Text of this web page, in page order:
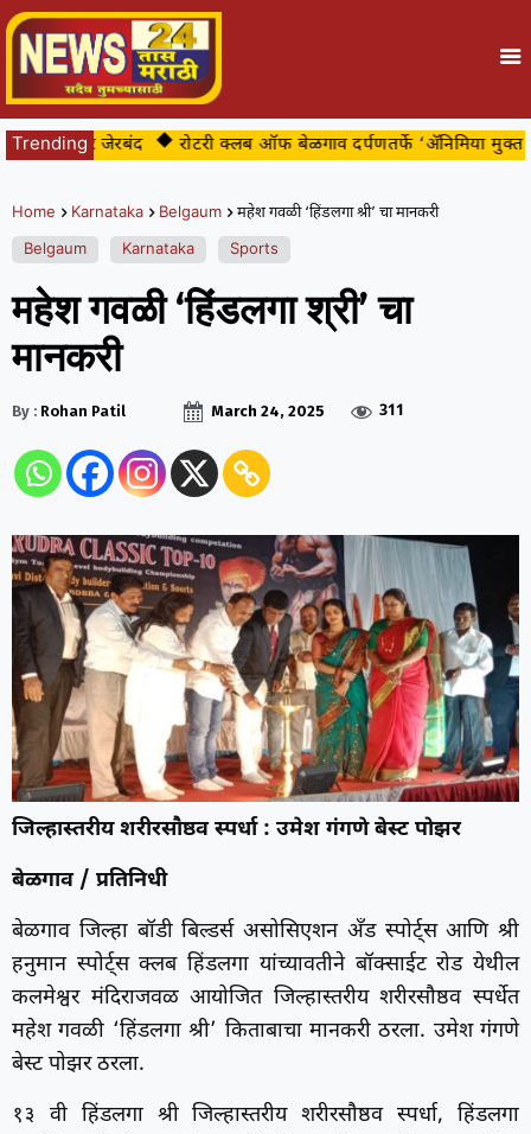
Trending
अखेर जेरबंद रोटरी क्लब ऑफ बेळगाव दर्पणतर्फे ‘ॲनिमिया मुक्त
Home Karnataka Belgaum
महेश गवळी ‘हिंडलगा श्री’ चा मानकरी
Belgaum
Karnataka Sports
महेश गवळी ‘हिंडलगा श्री’ चा
मानकरी
By : Rohan Patil March 24, 2025 311
जिल्हास्तरीय शरीरसौष्ठव स्पर्धा : उमेश गंगणे बेस्ट पोझर
बेळगाव / प्रतिनिधी
बेळगाव जिल्हा बॉडी बिल्डर्स असोसिएशन अँड स्पोर्ट्स आणि श्री
हनुमान स्पोर्ट्स क्लब हिंडलगा यांच्यावतीने बॉक्साईट रोड येथील
कलमेश्वर मंदिराजवळ आयोजित जिल्हास्तरीय शरीरसौष्ठव स्पर्धेत
महेश गवळी ‘हिंडलगा श्री’ किताबाचा मानकरी ठरला. उमेश गंगणे
बेस्ट पोझर ठरला.
१३ वी हिंडलगा श्री जिल्हास्तरीय शरीरसौष्ठव स्पर्धा, हिंडलगा